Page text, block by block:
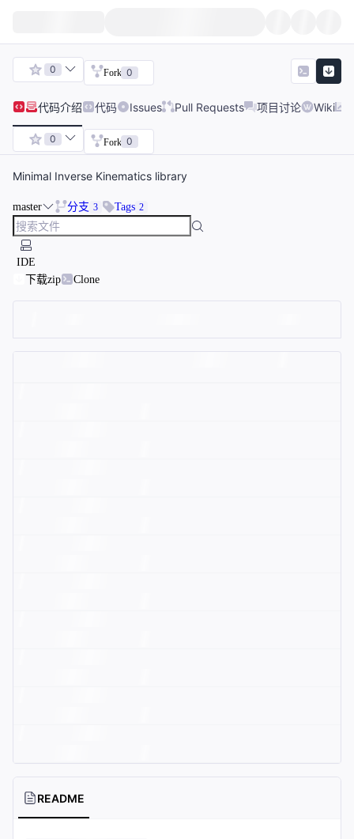
0 Fork 0
代码介绍 代码 Issues Pull Requests 项目讨论 Wiki
0 Fork 0
Minimal Inverse Kinematics library
master 分支 3 Tags 2
IDE
下载zip
Clone
README